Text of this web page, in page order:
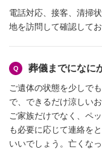
電話対応、接客、清掃
地を訪問して確認してお
葬儀までになに
ご遺体の状態を少しで
で、できるだけ涼しい
ご家族だけでなく、ペ
も必要に応じて連絡を
いいでしょう。亡くな